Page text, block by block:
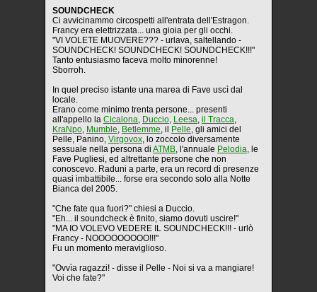
SOUNDCHECK
Ci avvicinammo circospetti all'entrata dell'Estragon.
Francy era elettrizzata... una gioia per gli occhi.
"VI VOLETE MUOVERE??? - urlava, saltellando -
SOUNDCHECK! SOUNDCHECK! SOUNDCHECK!!!"
Tanto entusiasmo faceva molto minorenne!
Sborroh.
In quel preciso istante una marea di Fave uscì dal
locale.
Erano come minimo trenta persone... presenti
all'appello la Cicalona, Duccio, Leesa, il Tracca,
KraNpo, Mumble, Betlemme, il Pelle, gli amici del
Pelle, Panino, Virgovox, lo zoccolo diversamente
sessuale nella persona di ATMB, l'annuale Pelodia, le
Fave Pugliesi, ed altrettante persone che non
conoscevo. Raduni a parte, era un record di presenze
quasi imbattibile... forse era secondo solo alla Notte
Bianca del 2005.
"Che fate qua fuori?" chiesi a Duccio.
"Eh... il soundcheck è finito, siamo dovuti uscire!"
"MA IO VOLEVO VEDERE IL SOUNDCHECK!!! - urlò
Francy - NOOOOOOOOO!!!"
Fu un momento meraviglioso.
"Ovvìa ragazzi! - disse il Pelle - Noi si va a mangiare!
Voi che fate?"